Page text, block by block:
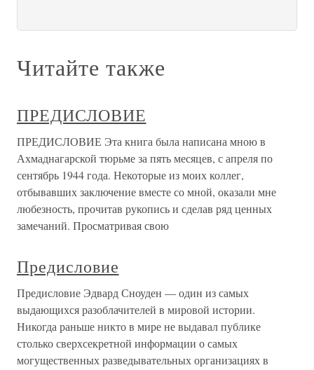
Читайте также
ПРЕДИСЛОВИЕ
ПРЕДИСЛОВИЕ Эта книга была написана мною в
Ахмаднагарской тюрьме за пять месяцев, с апреля по
сентябрь 1944 года. Некоторые из моих коллег,
отбывавших заключение вместе со мной, оказали мне
любезность, прочитав рукопись и сделав ряд ценных
замечаний. Просматривая свою
Предисловие
Предисловие Эдвард Сноуден — один из самых
выдающихся разоблачителей в мировой истории.
Никогда раньше никто в мире не выдавал публике
столько сверхсекретной информации о самых
могущественных разведывательных организациях в